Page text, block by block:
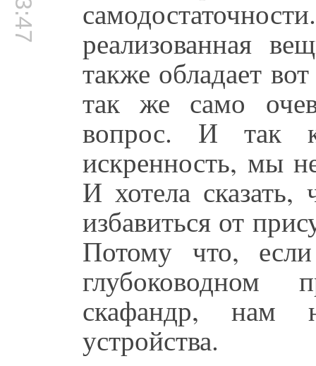
реализованная
также обладает
так же само
вопрос. И так
искренность, мы
И хотела
избавиться от
Потому что,
глубоководном
скафандр, нам
устройства.